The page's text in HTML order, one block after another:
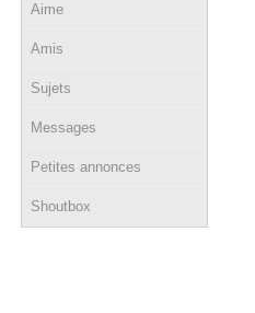
Aime
Amis
Sujets
Messages
Petites annonces
Shoutbox